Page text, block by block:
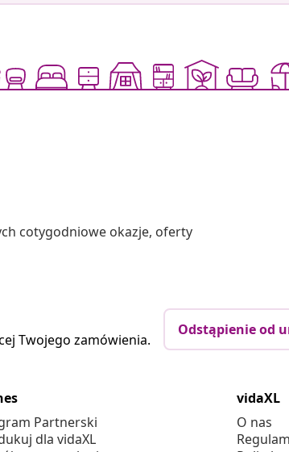
cotygodniowe okazje, oferty
Twojego zamówienia.
Odstąpienie od
Partnerski
dla vidaXL
vidaXL
O nas